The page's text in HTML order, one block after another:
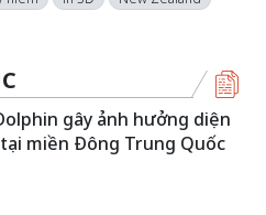
gây ảnh hưởng diện
miền Đông Trung Quốc